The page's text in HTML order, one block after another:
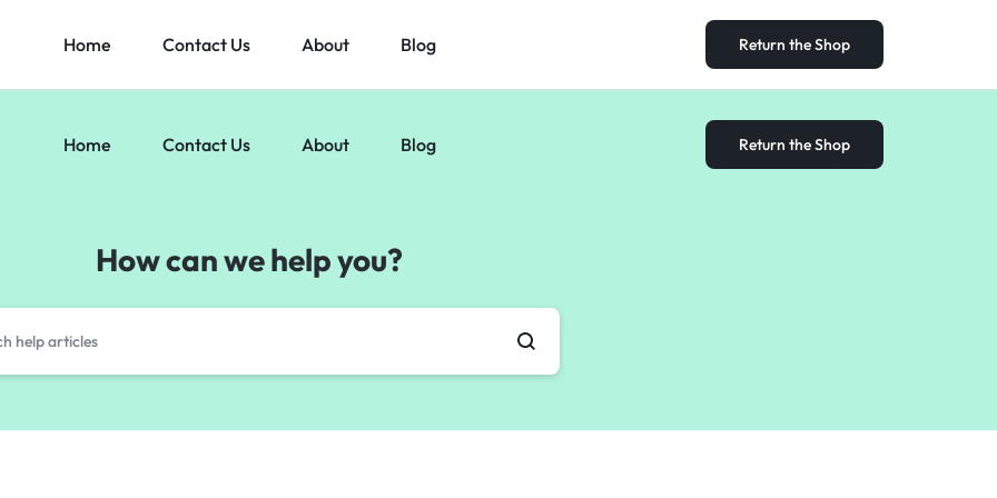
Home Contact Us About Blog Return the Shop
Home Contact Us About Blog Return the Shop
How can we help you?